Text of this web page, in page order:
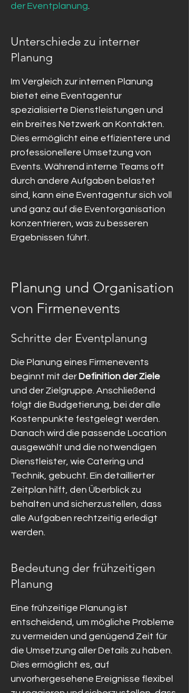
der Eventplanung
Unterschiede zu interner
Planung
Im Vergleich zur internen Planung
bietet eine Eventagentur
spezialisierte Dienstleistungen und
ein breites Netzwerk an Kontakten.
Dies ermöglicht eine effizientere und
professionellere Umsetzung von
Events. Während interne Teams oft
durch andere Aufgaben belastet
sind, kann eine Eventagentur sich voll
und ganz auf die Eventorganisation
konzentrieren, was zu besseren
Ergebnissen führt.
Planung und Organisation
von Firmenevents
Schritte der Eventplanung
Die Planung eines Firmenevents
beginnt mit der Definition der Ziele
und der Zielgruppe. Anschließend
folgt die Budgetierung, bei der alle
Kostenpunkte festgelegt werden.
Danach wird die passende Location
ausgewählt und die notwendigen
Dienstleister, wie Catering und
Technik, gebucht. Ein detaillierter
Zeitplan hilft, den Überblick zu
behalten und sicherzustellen, dass
alle Aufgaben rechtzeitig erledigt
werden.
Bedeutung der frühzeitigen
Planung
Eine frühzeitige Planung ist
entscheidend, um mögliche Probleme
zu vermeiden und genügend Zeit für
die Umsetzung aller Details zu haben.
Dies ermöglicht es, auf
unvorhergesehene Ereignisse flexibel